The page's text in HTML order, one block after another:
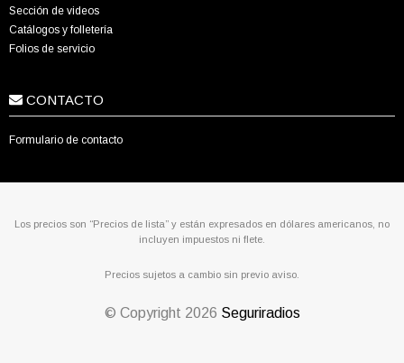
Sección de videos
Catálogos y folletería
Folios de servicio
CONTACTO
Formulario de contacto
Los precios son “Precios de lista” y están expresados en dólares americanos, no
incluyen impuestos ni flete.
Precios sujetos a cambio sin previo aviso.
© Copyright 2026 Seguriradios